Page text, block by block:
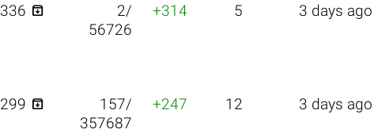
336 
2/
56726
+314 5 3 days ago
299 
157/
357687
+247 12 3 days ago